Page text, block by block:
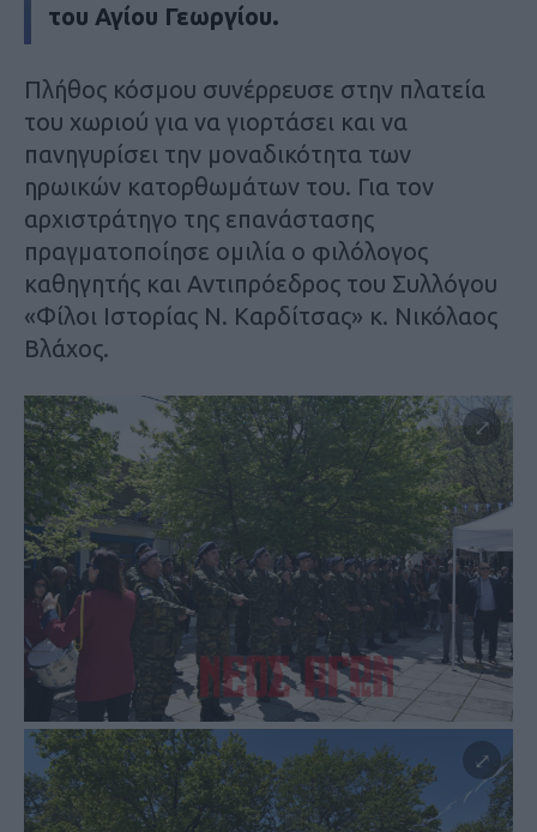
του Αγίου Γεωργίου.
Πλήθος κόσμου συνέρρευσε στην πλατεία
του χωριού για να γιορτάσει και να
πανηγυρίσει την μοναδικότητα των
ηρωικών κατορθωμάτων του. Για τον
αρχιστράτηγο της επανάστασης
πραγματοποίησε ομιλία ο φιλόλογος
καθηγητής και Αντιπρόεδρος του Συλλόγου
«Φίλοι Ιστορίας Ν. Καρδίτσας» κ. Νικόλαος
Βλάχος.